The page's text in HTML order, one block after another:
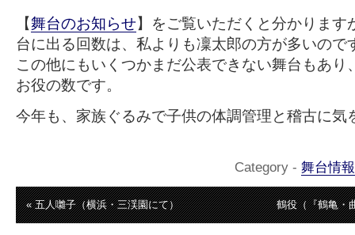
【舞台のお知らせ】をご覧いただくと分かります
台に出る回数は、私よりも凜太郎の方が多いので
この他にもいくつかまだ公表できない舞台もあり
お役の数です。
今年も、家族ぐるみで子供の体調管理と稽古に気
Category - 舞台情報
« 五人囃子（横浜・三渓園にて） 鶴役（『鶴亀・